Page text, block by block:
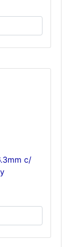
c/